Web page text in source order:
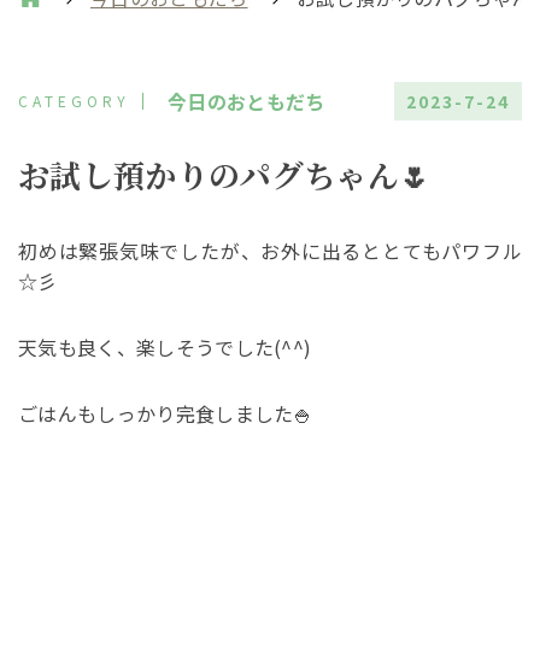
今日のおともだち 2023-7-24
お試し預かりのパグちゃん🌷
初めは緊張気味でしたが、お外に出るととてもパワフル
☆彡
天気も良く、楽しそうでした(^^)
ごはんもしっかり完食しました🍚